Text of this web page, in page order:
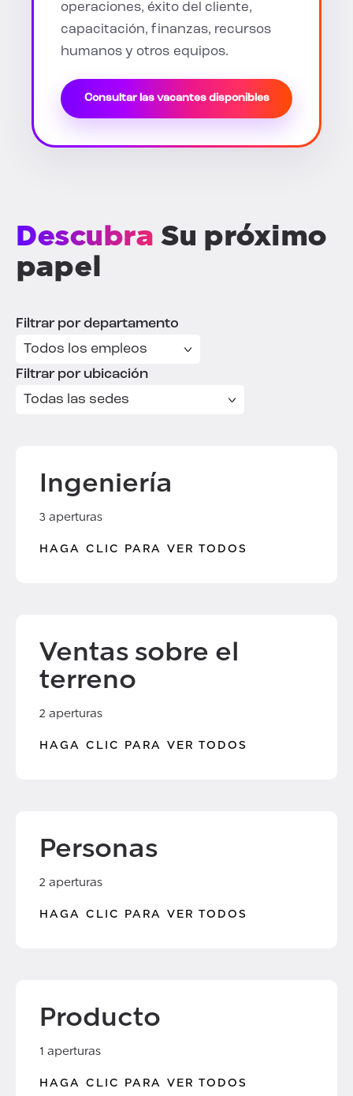
operaciones, éxito del cliente,
capacitación, finanzas, recursos
humanos y otros equipos.
Consultar las vacantes disponibles
Descubra Su próximo
papel
Filtrar por departamento
Filtrar por ubicación
Ingeniería
3 aperturas
HAGA CLIC PARA VER TODOS
Ventas sobre el
terreno
2 aperturas
HAGA CLIC PARA VER TODOS
Personas
2 aperturas
HAGA CLIC PARA VER TODOS
Producto
1 aperturas
HAGA CLIC PARA VER TODOS